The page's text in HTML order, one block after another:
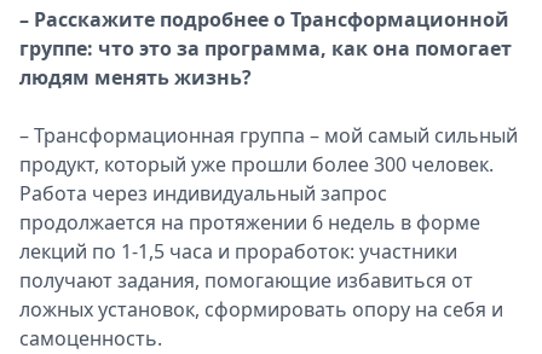
– Расскажите подробнее о Трансформационной
группе: что это за программа, как она помогает
людям менять жизнь?
– Трансформационная группа – мой самый сильный
продукт, который уже прошли более 300 человек.
Работа через индивидуальный запрос
продолжается на протяжении 6 недель в форме
лекций по 1-1,5 часа и проработок: участники
получают задания, помогающие избавиться от
ложных установок, сформировать опору на себя и
самоценность.